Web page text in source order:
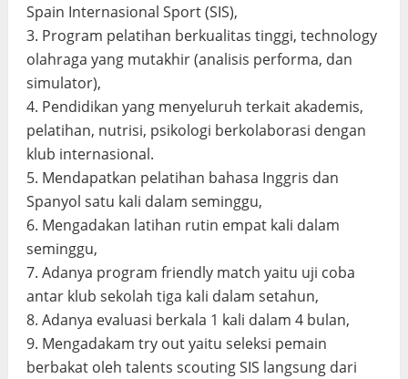
Spain Internasional Sport (SIS),
3. Program pelatihan berkualitas tinggi, technology
olahraga yang mutakhir (analisis performa, dan
simulator),
4. Pendidikan yang menyeluruh terkait akademis,
pelatihan, nutrisi, psikologi berkolaborasi dengan
klub internasional.
5. Mendapatkan pelatihan bahasa Inggris dan
Spanyol satu kali dalam seminggu,
6. Mengadakan latihan rutin empat kali dalam
seminggu,
7. Adanya program friendly match yaitu uji coba
antar klub sekolah tiga kali dalam setahun,
8. Adanya evaluasi berkala 1 kali dalam 4 bulan,
9. Mengadakam try out yaitu seleksi pemain
berbakat oleh talents scouting SIS langsung dari